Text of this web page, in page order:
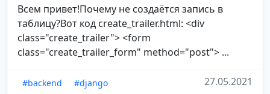
Всем привет!Почему не создаётся запись в
таблицу?Вот код create_trailer.html: <div
class="create_trailer"> <form
class="create_trailer_form" method="post"> ...
#backend
#django
27.05.2021